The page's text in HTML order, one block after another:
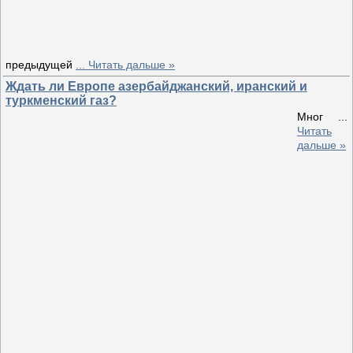
предыдущей Читать дальше »
Ждать ли Европе азербайджанский, иранский и
туркменский газ?
Мног
Читать
дальше »